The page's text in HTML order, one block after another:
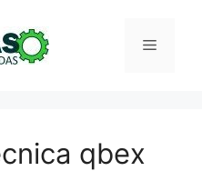
Menu
qbex